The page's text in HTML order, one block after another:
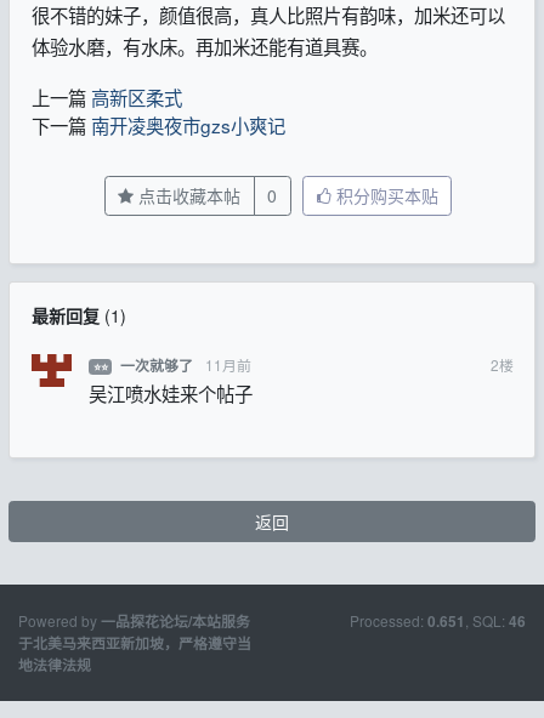
很不错的妹子，颜值很高，真人比照片有韵味，加米还可以
体验水磨，有水床。再加米还能有道具赛。
上一篇 高新区柔式
下一篇 南开凌奥夜市gzs小爽记
点击收藏本帖 0 积分购买本贴
最新回复(1)
⭐⭐ 一次就够了 11月前 2楼
吴江喷水娃来个帖子
返回
Powered by一品探花论坛/本站服务
于北美马来西亚新加坡，严格遵守当
地法律法规
Processed: 0.651 , SQL: 46